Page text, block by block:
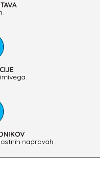
napravah.